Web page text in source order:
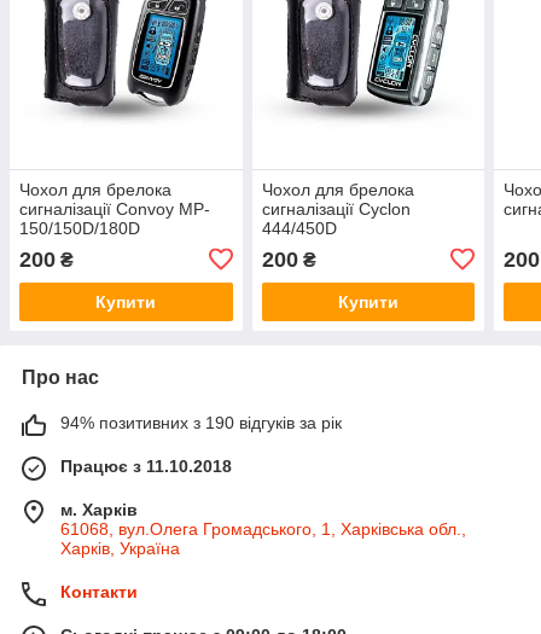
Чохол для брелока
сигналізації Convoy MP-
150/150D/180D
200 ₴
Купити
Чохол для брелока
сигналізації Cyclon
444/450D
200₴
Купити
200
Про нас
94% позитивних з 190 відгуків за рік
Працює з 11.10.2018
м. Харків
61068, вул.Олега Громадського, 1, Харківська обл.,
Харків, Україна
Контакти